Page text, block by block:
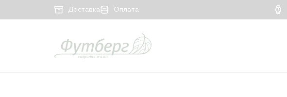
Доставка Оплата